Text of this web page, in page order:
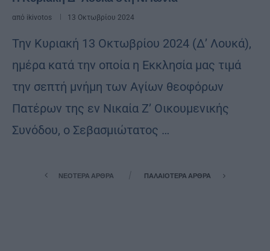
από ikivotos 13 Οκτωβρίου 2024
Την Κυριακή 13 Οκτωβρίου 2024 (Δ’ Λουκά),
ημέρα κατά την οποία η Εκκλησία μας τιμά
την σεπτή μνήμη των Αγίων θεοφόρων
Πατέρων της εν Νικαία Ζ’ Οικουμενικής
Συνόδου, ο Σεβασμιώτατος …
ΝΕΌΤΕΡΑ ΆΡΘΡΑ ΠΑΛΑΙΌΤΕΡΑ ΆΡΘΡΑ